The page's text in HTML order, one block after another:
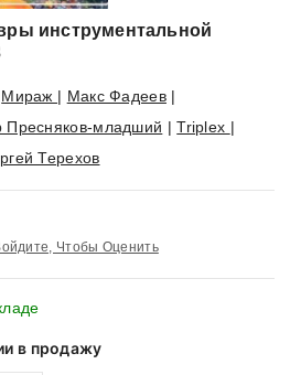
инструментальной
Мираж | Макс Фадеев|
Пресняков-младший |Triplex |
Терехов
Чтобы Оценить
в продажу